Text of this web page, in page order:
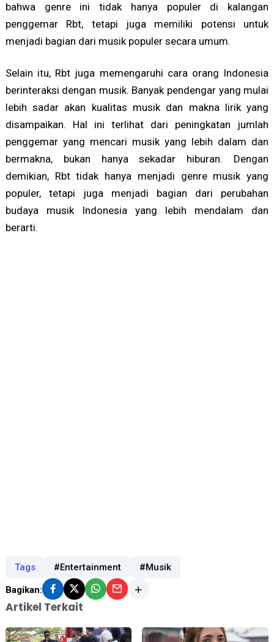
bahwa genre ini tidak hanya populer di kalangan
penggemar Rbt, tetapi juga memiliki potensi untuk
menjadi bagian dari musik populer secara umum.
Selain itu, Rbt juga memengaruhi cara orang Indonesia
berinteraksi dengan musik. Banyak pendengar yang mulai
lebih sadar akan kualitas musik dan makna lirik yang
disampaikan. Hal ini terlihat dari peningkatan jumlah
penggemar yang mencari musik yang lebih dalam dan
bermakna, bukan hanya sekadar hiburan. Dengan
demikian, Rbt tidak hanya menjadi genre musik yang
populer, tetapi juga menjadi bagian dari perubahan
budaya musik Indonesia yang lebih mendalam dan
berarti.
Tags #Entertainment #Musik
Bagikan:
Artikel Terkait